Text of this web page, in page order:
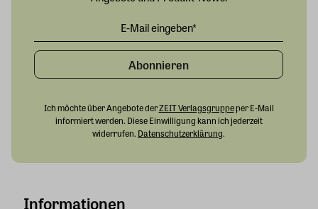
Informationen
Abonnieren
Ich möchte über Angebote derZEIT Verlagsgruppeper E-Mail
informiert werden. Diese Einwilligung kann ich jederzeit
widerrufen. Datenschutzerklärung.